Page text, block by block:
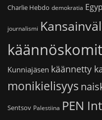
Charlie Hebdo demokratia
journalismi
Kunniajäsen käännetty
monikielisyys
Sentsov Palestiina PEN